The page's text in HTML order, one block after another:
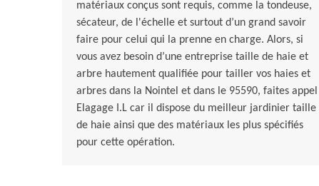
matériaux conçus sont requis, comme la tondeuse,
sécateur, de l'échelle et surtout d’un grand savoir
faire pour celui qui la prenne en charge. Alors, si
vous avez besoin d’une entreprise taille de haie et
arbre hautement qualifiée pour tailler vos haies et
arbres dans la Nointel et dans le 95590, faites appel
Elagage I.L car il dispose du meilleur jardinier taille
de haie ainsi que des matériaux les plus spécifiés
pour cette opération.